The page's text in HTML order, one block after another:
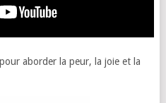
aborder la peur, la joie et la